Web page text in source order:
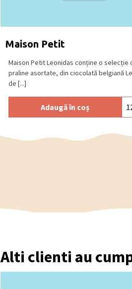
18⁰C.Produs în Belgia
Maison Petit
Maison Petit Leonidas conține o selecție
praline asortate, din ciocolată belgiană
de [...]
Adaugă în coș
Alti clienti au